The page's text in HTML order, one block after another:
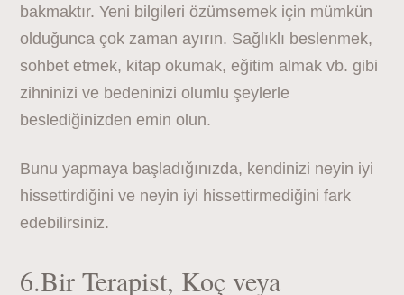
bakmaktır. Yeni bilgileri özümsemek için mümkün
olduğunca çok zaman ayırın. Sağlıklı beslenmek,
sohbet etmek, kitap okumak, eğitim almak vb. gibi
zihninizi ve bedeninizi olumlu şeylerle
beslediğinizden emin olun.
Bunu yapmaya başladığınızda, kendinizi neyin iyi
hissettirdiğini ve neyin iyi hissettirmediğini fark
edebilirsiniz.
6.Bir Terapist, Koç veya